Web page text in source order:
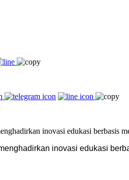
inovasi edukasi